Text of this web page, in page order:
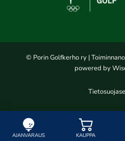
AJANVARAUS KAUPPA
© Porin Golfkerho ry |
powered by